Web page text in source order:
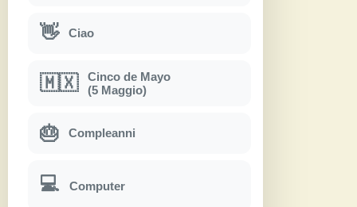
👋 Ciao
🇲🇽
Cinco de Mayo
(5 Maggio)
🎂 Compleanni
💻 Computer